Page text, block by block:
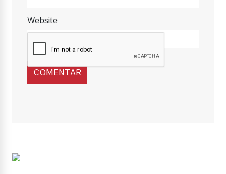
Website